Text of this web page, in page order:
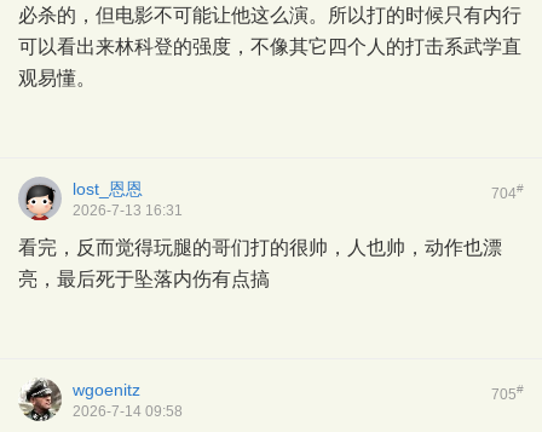
必杀的，但电影不可能让他这么演。所以打的时候只有内行
可以看出来林科登的强度，不像其它四个人的打击系武学直
观易懂。
704#
lost_恩恩
2026-7-13 16:31
看完，反而觉得玩腿的哥们打的很帅，人也帅，动作也漂
亮，最后死于坠落内伤有点搞
705#
wgoenitz
2026-7-14 09:58